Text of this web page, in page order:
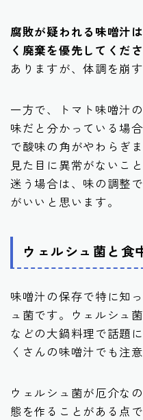
腐敗が疑われる味噌汁
く廃棄を優先してくださ
ありますが、体調を崩
一方で、トマト味噌汁
味だと分かっている場
で酸味の角がやわらぎ
見た目に異常がないこ
迷う場合は、味の調整
がいいと思います。
ウェルシュ菌と食
味噌汁の保存で特に知
ュ菌です。ウェルシュ
などの大鍋料理で話題
くさんの味噌汁でも注
ウェルシュ菌が厄介な
態を作ることがある点